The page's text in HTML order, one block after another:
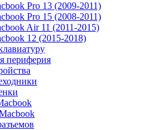
Pro 13 (2009-2011)
Pro 15 (2008-2011)
Air 11 (2011-2015)
12 (2015-2018)
периферия